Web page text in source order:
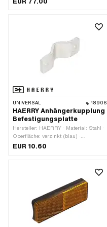
EUR 77.00
UNIVERSAL 18906
HAERRY Anhängerkupplung
Befestigungsplatte
Hersteller: HAERRY · Material: Stahl ·
Oberfläche: verzinkt (blau) ·
Gewindeart: MF8x1 (Feingewinde)
EUR 10.60